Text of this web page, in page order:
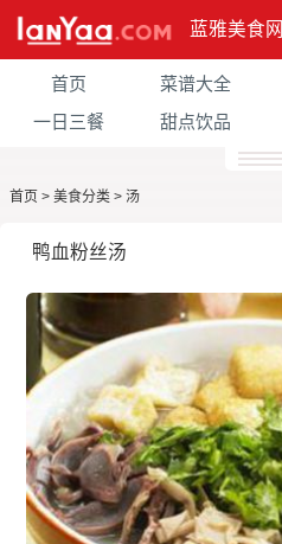
蓝雅美食网
首页 菜谱大全
一日三餐
甜点饮品
首页 > 美食分类 > 汤
鸭血粉丝汤